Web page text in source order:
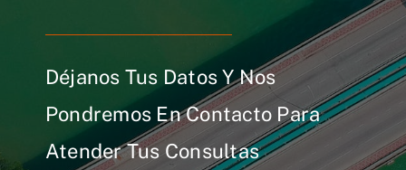
Déjanos Tus Datos Y Nos
Pondremos En Contacto Para
Atender Tus Consultas